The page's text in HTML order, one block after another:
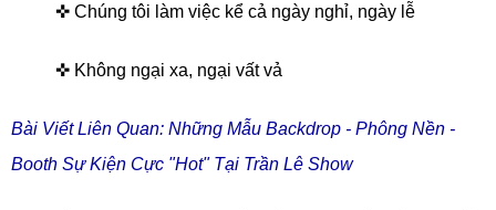
✜ Chúng tôi làm việc kể cả ngày nghỉ, ngày lễ
✜ Không ngại xa, ngại vất vả
Bài Viết Liên Quan: Những Mẫu Backdrop - Phông Nền -
Booth Sự Kiện Cực "Hot" Tại Trần Lê Show